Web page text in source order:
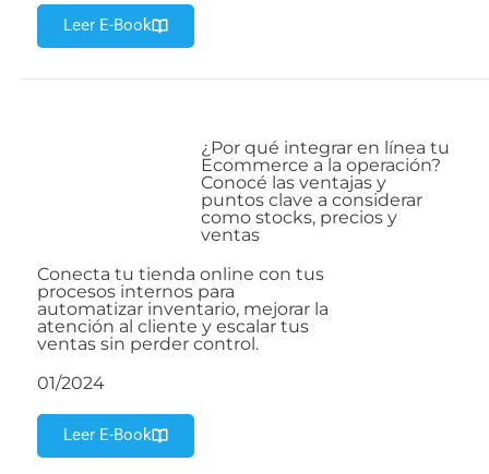
Leer E-Book
¿Por qué integrar en línea tu
Ecommerce a la operación?
Conocé las ventajas y
puntos clave a considerar
como stocks, precios y
ventas
Conecta tu tienda online con tus
procesos internos para
automatizar inventario, mejorar la
atención al cliente y escalar tus
ventas sin perder control.
01/2024
Leer E-Book